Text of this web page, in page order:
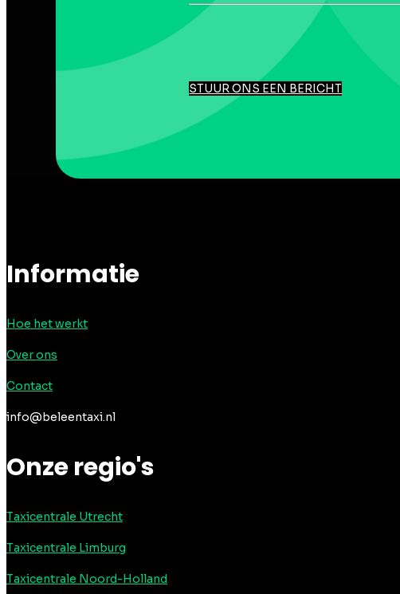
STUUR ONS EEN BERICHT
Informatie
Hoe het werkt
Over ons
Contact
info@beleentaxi.nl
Onze regio's
Taxicentrale Utrecht
Taxicentrale Limburg
Taxicentrale Noord-Holland